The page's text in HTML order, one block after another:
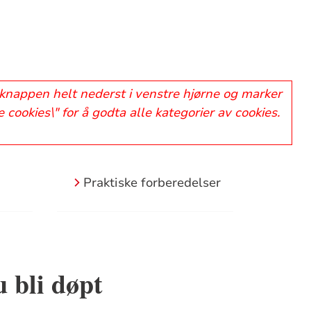
helt nederst i venstre hjørne og marker
for å godta alle kategorier av cookies.
Praktiske forberedelser
bli døpt